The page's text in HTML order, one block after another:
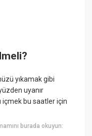
yıkamak gibi
uyanır
içmek bu saatler için
burada okuyun: